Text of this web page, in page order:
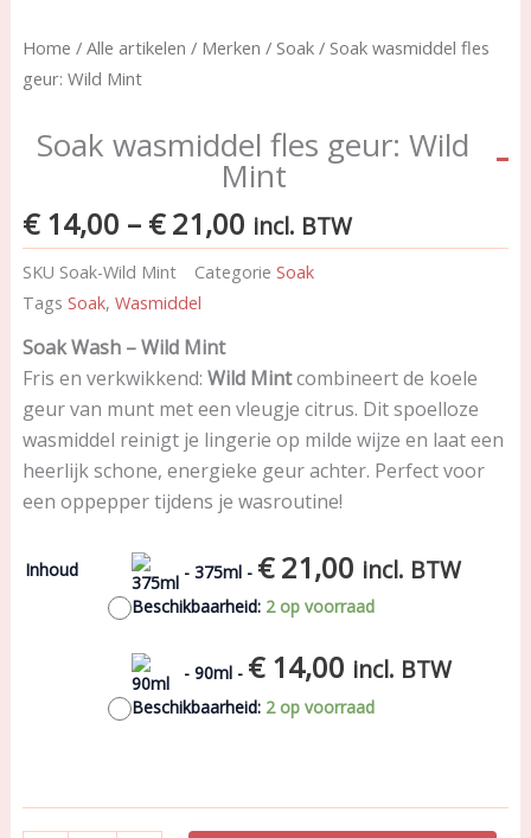
Home / Alle artikelen / Merken / Soak/ Soak wasmiddel fles
geur: Wild Mint
Soak wasmiddel fles geur: Wild
Mint
€14,00 – €21,00Price
range:
€ 14,00
incl. BTW
SKU Soak-Wild Mint Categorie Soak
Tags Soak, Wasmiddel
Soak Wash – Wild Mint
Fris en verkwikkend: Wild Mintcombineert de koele
geur van munt met een vleugje citrus. Dit spoelloze
wasmiddel reinigt je lingerie op milde wijze en laat een
heerlijk schone, energieke geur achter. Perfect voor
een oppepper tijdens je wasroutine!
Inhoud - 375ml- €21,00 incl. BTW
Beschikbaarheid: 2 op voorraad
- 90ml- €14,00 incl. BTW
Beschikbaarheid: 2 op voorraad
Soak